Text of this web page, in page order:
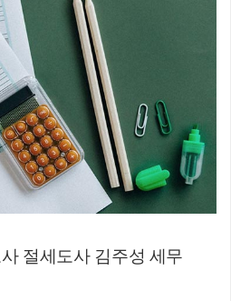
절세도사 김주성 세무